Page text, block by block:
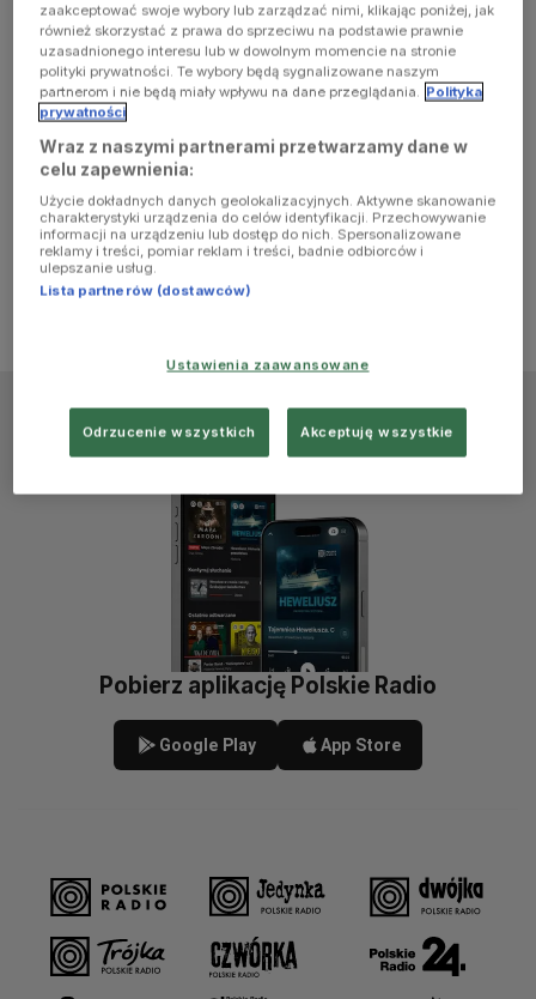
(see the
browser
console for
more
information)
Pobierz aplikację Polskie Radio
Google Play App Store
zaakceptować swoje wybory lub zarządzać nimi, klikając poniżej, jak
również skorzystać z prawa do sprzeciwu na podstawie prawnie
uzasadnionego interesu lub w dowolnym momencie na stronie
polityki prywatności. Te wybory będą sygnalizowane naszym
partnerom i nie będą miały wpływu na dane przeglądania. Polityka
prywatności
Wraz z naszymi partnerami przetwarzamy dane w
celu zapewnienia:
Użycie dokładnych danych geolokalizacyjnych. Aktywne skanowanie
charakterystyki urządzenia do celów identyfikacji. Przechowywanie
informacji na urządzeniu lub dostęp do nich. Spersonalizowane
reklamy i treści, pomiar reklam i treści, badnie odbiorców i
ulepszanie usług.
Lista partnerów (dostawców)
Ustawienia zaawansowane
Odrzucenie wszystkich Akceptuję wszystkie